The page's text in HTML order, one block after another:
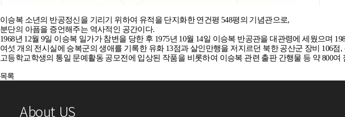
이승복 소년의 반공정신을 기리기 위하여 유적을 단지화한 연건평 548평의 기념관으로,
분단의 아픔을 증언해주는 역사적인 공간이다.
1968년 12월 9일 이승복 일가가 참변을 당한 후 1975년 10월 14일 이승복 반공관을 대관령에 세웠으며
여섯 개의 전시실에 승복군의 생애를 기록한 유화 13점과 살인만행을 저지르던 북한 공산군 장비 106
고등학교학생의 통일 문예활동 공모전에 입상된 작품을 비롯하여 이승복 관련 출판 간행물 등 약 800여
이전글
다음글
목록
About US